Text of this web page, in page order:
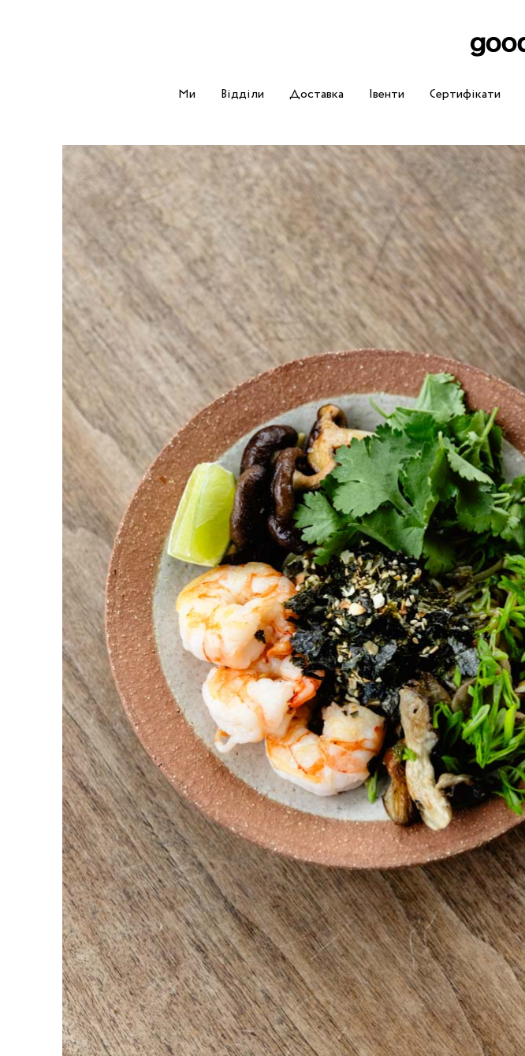
Ми Відділи Доставка Івенти Сертифікати